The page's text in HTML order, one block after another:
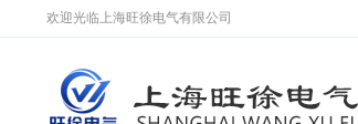
欢迎光临上海旺徐电气有限公司